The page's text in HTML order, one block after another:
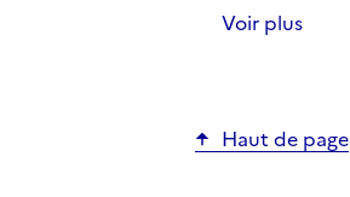
Voir plus
Haut de page